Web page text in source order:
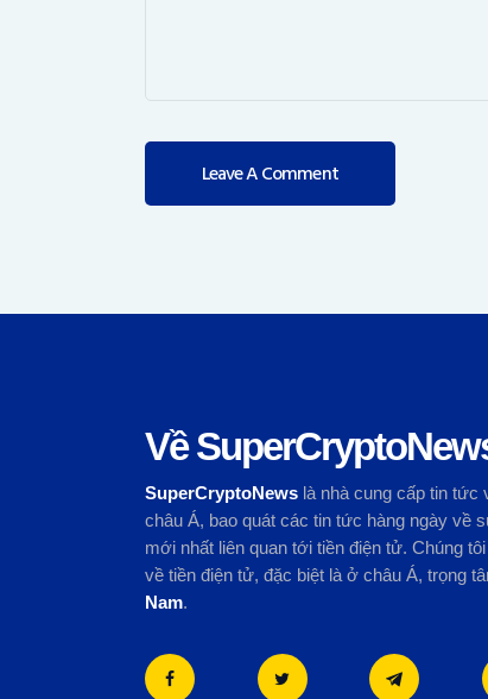
Về
SuperCryptoNews là nhà cung cấp tin tức
châu Á, bao quát các tin tức hàng ngày về
mới nhất liên quan tới tiền điện tử. Chúng
về tiền điện tử, đặc biệt là ở châu Á, trọng
Nam.